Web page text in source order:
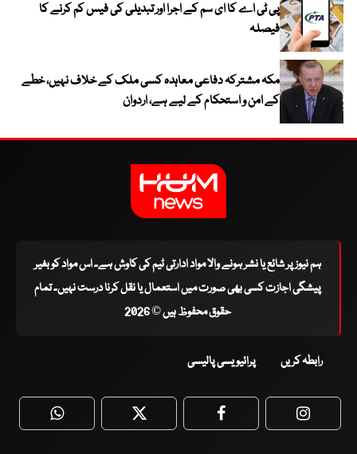
پی ٹی اے کا ای سم کے اجرا اور تبدیلی کی فیس کم کرنے کا
فیصلہ
مکہ مشترکہ دفاعی معاہدہ کسی ملک کے خلاف نہیں، خطے
کے امن و استحکام کے لیے ہے، اردوان
ہم نیوز پر شائع یا نشر ہونے والا مواد ادارتی ٹیم کی کاوش ہے۔ اس مواد کو بغیر
پیشگی اجازت کسی بھی صورت میں استعمال یا نقل کرنا درست نہیں۔ تمام
حقوق محفوظ ہیں © 2026
رابطہ کریں پرائیویسی پالیسی
WhatsApp Twitter Facebook